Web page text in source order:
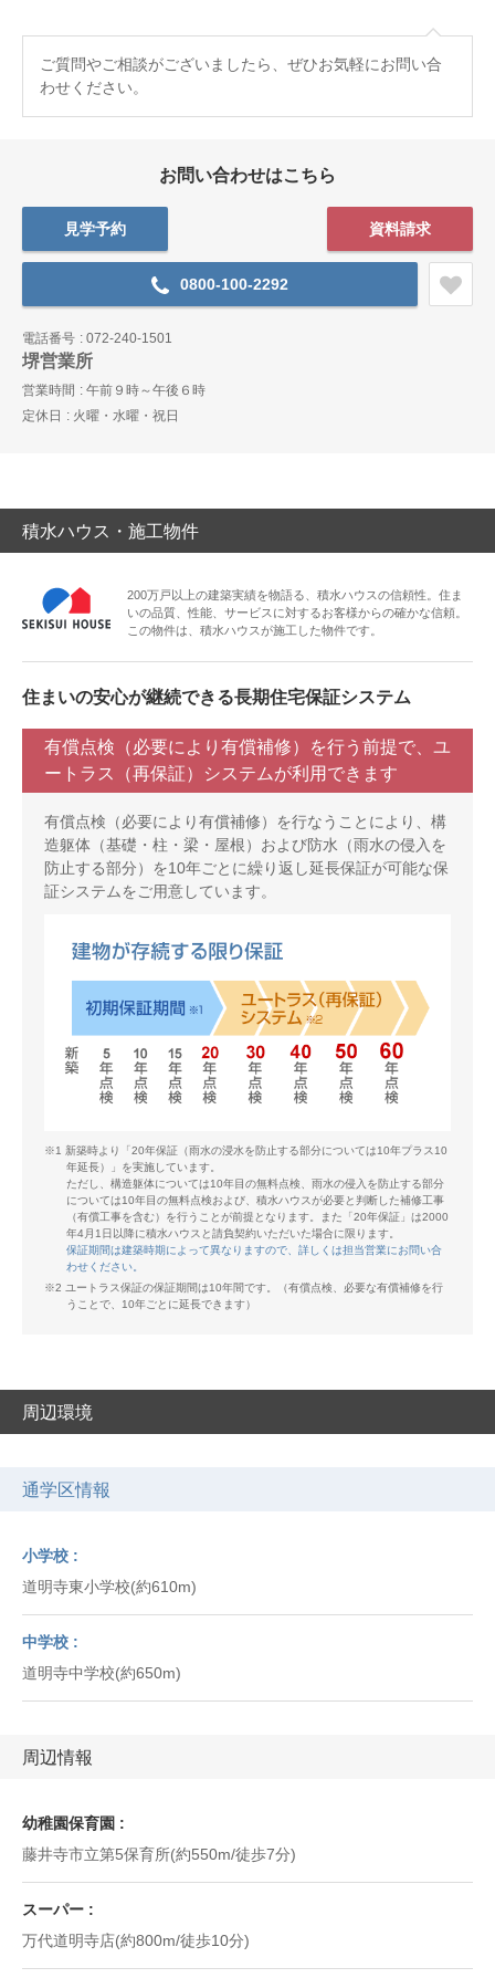
ご質問やご相談がございましたら、ぜひお気軽にお問い合
わせください。
お問い合わせはこちら
見学予約 資料請求
0800-100-2292
電話番号 072-240-1501
堺営業所
営業時間
午前９時～午後６時
定休日
火曜・水曜・祝日
積水ハウス・施工物件
200万戸以上の建築実績を物語る、積水ハウスの信頼性。住ま
いの品質、性能、サービスに対するお客様からの確かな信頼。
この物件は、積水ハウスが施工した物件です。
住まいの安心が継続できる長期住宅保証システム
有償点検（必要により有償補修）を行う前提で、ユ
ートラス（再保証）システムが利用できます
有償点検（必要により有償補修）を行なうことにより、構
造躯体（基礎・柱・梁・屋根）および防水（雨水の侵入を
防止する部分）を10年ごとに繰り返し延長保証が可能な保
証システムをご用意しています。
※1 新築時より「20年保証（雨水の浸水を防止する部分については10年プラス10
年延長）」を実施しています。
ただし、構造躯体については10年目の無料点検、雨水の侵入を防止する部分
については10年目の無料点検および、積水ハウスが必要と判断した補修工事
（有償工事を含む）を行うことが前提となります。また「20年保証」は2000
年4月1日以降に積水ハウスと請負契約いただいた場合に限ります。
保証期間は建築時期によって異なりますので、詳しくは担当営業にお問い合
わせください。
※2 ユートラス保証の保証期間は10年間です。（有償点検、必要な有償補修を行
うことで、10年ごとに延長できます）
周辺環境
通学区情報
小学校
道明寺東小学校(約610m)
中学校
道明寺中学校(約650m)
周辺情報
幼稚園保育園
藤井寺市立第5保育所(約550m/徒歩7分)
スーパー
万代道明寺店(約800m/徒歩10分)